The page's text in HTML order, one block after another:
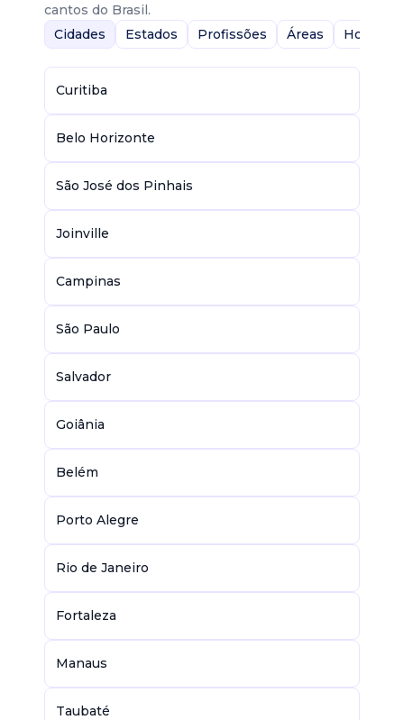
cantos do Brasil.
Cidades
Estados Profissões Áreas Home-
Curitiba
Belo Horizonte
São José dos Pinhais
Joinville
Campinas
São Paulo
Salvador
Goiânia
Belém
Porto Alegre
Rio de Janeiro
Fortaleza
Manaus
Taubaté